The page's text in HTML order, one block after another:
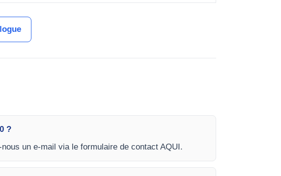
?
un e-mail via le formulaire de contact AQUI.